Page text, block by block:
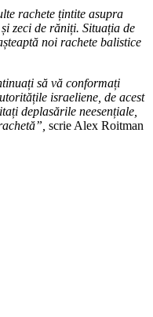
rachete țintite asupra
zeci de răniți. Situația de
noi rachete balistice
să vă conformați
israeliene, de acest
deplasările neesențiale,
scrie Alex Roitman